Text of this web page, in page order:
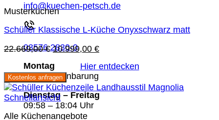
info@kuechen-petsch.de
03576 2830-0
Montag
Nach Vereinbarung
Dienstag – Freitag
09:58 – 18:04 Uhr
Musterküchen
Schüller Klassische L-Küche Onyxschwarz matt
22.669,00€ Ursprünglicher
war:
22.669,00 €
10.999,00 €Aktueller
ist:
Hier entdecken
Kostenlos anfragen
Schnellansicht
Alle Küchenangebote